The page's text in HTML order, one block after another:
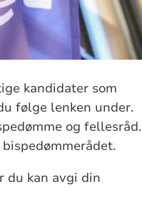
kandidater som
følge lenken under.
og fellesråd.
du kan avgi din